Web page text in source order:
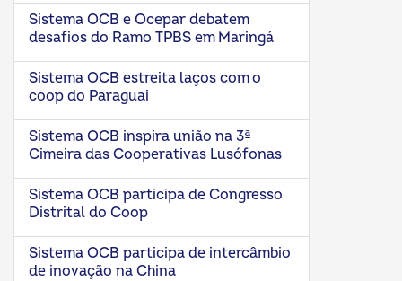
Sistema OCB e Ocepar debatem
desafios do Ramo TPBS em Maringá
Sistema OCB estreita laços com o
coop do Paraguai
Sistema OCB inspira união na 3ª
Cimeira das Cooperativas Lusófonas
Sistema OCB participa de Congresso
Distrital do Coop
Sistema OCB participa de intercâmbio
de inovação na China